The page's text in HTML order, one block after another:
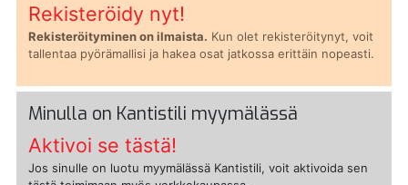
Rekisteröidy nyt!
Rekisteröityminen on ilmaista. Kun olet rekisteröitynyt, voit
tallentaa pyörämallisi ja hakea osat jatkossa erittäin nopeasti.
Minulla on Kantistili myymälässä
Aktivoi se tästä!
Jos sinulle on luotu myymälässä Kantistili, voit aktivoida sen